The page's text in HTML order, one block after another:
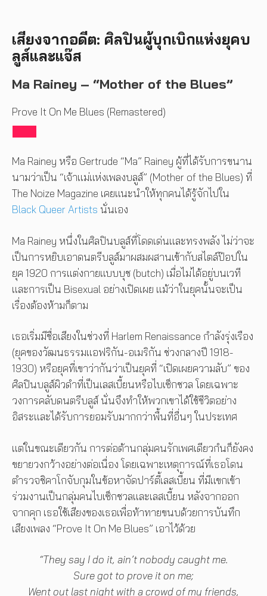
เสียงจากอดีต: ศิลปินผู้บุกเบิกแห่งยุคบ
ลูส์และแจ๊ส
Ma Rainey – “Mother of the Blues”
Prove It On Me Blues (Remastered)
Ma Rainey หรือ Gertrude “Ma” Rainey ผู้ที่ได้รับการขนาน
นามว่าเป็น “เจ้าแม่แห่งเพลงบลูส์” (Mother of the Blues) ที่
The Noize Magazine เคยแนะนำให้ทุกคนได้รู้จักไปใน
Black Queer Artists นั่นเอง
Ma Rainey หนึ่งในศิลปินบลูส์ที่โดดเด่นและทรงพลัง ไม่ว่าจะ
เป็นการหยิบเอาดนตรีบลูส์มาผสมผสานเข้ากับสไตล์ป๊อปใน
ยุค 1920 การแต่งกายแบบบุช (butch) เมื่อไม่ได้อยู่บนเวที
และการเป็น Bisexual อย่างเปิดเผย แม้ว่าในยุคนั้นจะเป็น
เรื่องต้องห้ามก็ตาม
เธอเริ่มมีชื่อเสียงในช่วงที่ Harlem Renaissance กำลังรุ่งเรือง
(ยุคของวัฒนธรรมแอฟริกัน-อเมริกัน ช่วงกลางปี 1918-
1930) หรือยุคที่เขาว่ากันว่าเป็นยุคที่ “เปิดเผยความลับ” ของ
ศิลปินบลูส์ผิวดำที่เป็นเลสเบี้ยนหรือไบเซ็กชวล โดยเฉพาะ
วงการคลับดนตรีบลูส์ นั่นจึงทำให้พวกเขาได้ใช้ชีวิตอย่าง
อิสระและได้รับการยอมรับมากกว่าพื้นที่อื่นๆ ในประเทศ
แต่ในขณะเดียวกัน การต่อต้านกลุ่มคนรักเพศเดียวกํนก็ยังคง
ขยายวงกว้างอย่างต่อเนื่อง โดยเฉพาะเหตุการณ์ที่เธอโดน
ตำรวจชิคาโกจับกุมในข้อหาจัดปาร์ตี้เลสเบี้ยน ที่มีแขกเข้า
ร่วมงานเป็นกลุ่มคนไบเซ็กชวลและเลสเบี้ยน หลังจากออก
จากคุก เธอใช้เสียงของเธอเพื่อท้าทายขนบด้วยการบันทึก
เสียงเพลง “Prove It On Me Blues” เอาไว้ด้วย
“They say I do it, ain’t nobody caught me.
Sure got to prove it on me;
Went out last night with a crowd of my friends,